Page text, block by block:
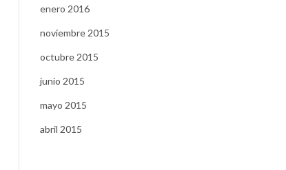
enero 2016
noviembre 2015
octubre 2015
junio 2015
mayo 2015
abril 2015